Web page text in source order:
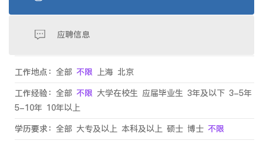
应聘信息
工作地点： 全部 不限 上海 北京
工作经验： 全部 不限 大学在校生 应届毕业生 3年及以下 3-5年
5-10年 10年以上
学历要求： 全部 大专及以上 本科及以上 硕士 博士 不限